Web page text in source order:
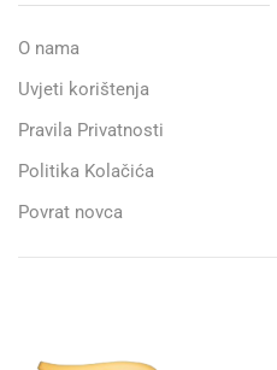
O nama
Uvjeti korištenja
Pravila Privatnosti
Politika Kolačića
Povrat novca